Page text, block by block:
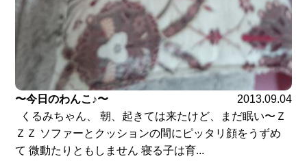
〜今日のわんこ♪〜
2013.09.04
くるみちゃん、 朝、起きては来たけど、まだ眠い〜Ｚ
ＺＺ ソファーとクッションの間にピッタリ顔をうずめ
て 微動たりともしません 寝る子は育...